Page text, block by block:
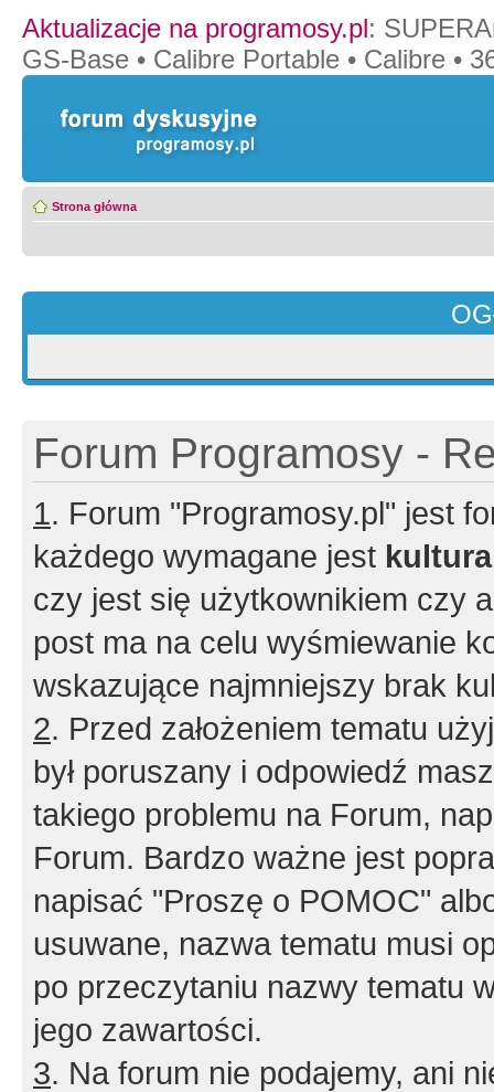
Aktualizacje na programosy.pl:
GS-Base • Calibre Portable • Calibre •
Strona główna
Forum Programosy -
1. Forum "Programosy.pl" jest
każdego wymagane jest
czy jest się użytkownikiem czy
post ma na celu wyśmiewanie
wskazujące najmniejszy brak
2. Przed założeniem tematu
był poruszany i odpowiedź
takiego problemu na Forum,
Forum. Bardzo ważne jest
napisać "Proszę o POMOC"
usuwane, nazwa tematu musi
po przeczytaniu nazwy tematu
jego zawartości.
3. Na forum nie podajemy, ani